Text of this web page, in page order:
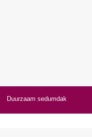
Duurzaam sedumdak